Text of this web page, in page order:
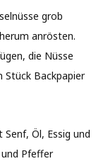
grob
anrösten.
die Nüsse
Stück Backpapier
Öl, Essig und
Pfeffer